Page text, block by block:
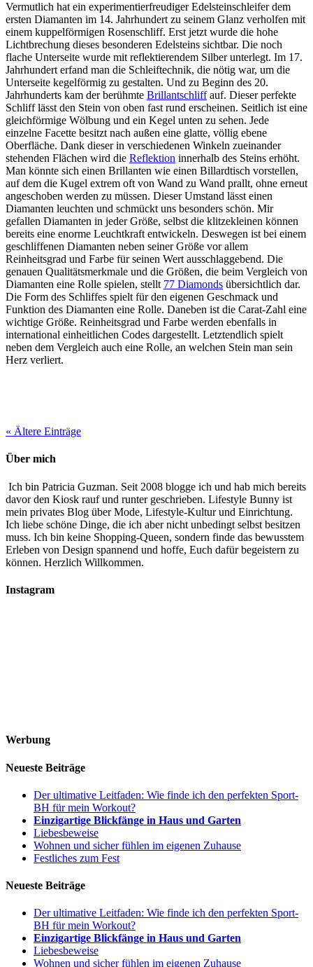
Vermutlich hat ein experimentierfreudiger Edelsteinschleifer dem
ersten Diamanten im 14. Jahrhundert zu seinem Glanz verholfen mit
einem kuppelförmigen Rosenschliff. Erst jetzt wurde die hohe
Lichtbrechung dieses besonderen Edelsteins sichtbar. Die noch
flache Unterseite wurde mit reflektierendem Silber unterlegt. Im 17.
Jahrhundert erfand man die Schleiftechnik, die nötig war, um die
Unterseite kegelförmig zu gestalten. Und zu Beginn des 20.
Jahrhunderts kam der berühmte Brillantschliffauf. Dieser perfekte
Schliff lässt den Stein von oben fast rund erscheinen. Seitlich ist eine
gleichförmige Wölbung und ein Kegel unten zu sehen. Jede
einzelne Facette besitzt nach außen eine glatte, völlig ebene
Oberfläche. Dank dieser in verschiedenen Winkeln zueinander
stehenden Flächen wird die Reflektion innerhalb des Steins erhöht.
Man könnte sich einen Brillanten wie einen Billardtisch vorstellen,
auf dem die Kugel extrem oft von Wand zu Wand prallt, ohne erneut
angeschoben werden zu müssen. Dieser Umstand lässt einen
Diamanten leuchten und schmückt uns besonders schön. Mir
gefallen Diamanten in jeder Größe, selbst die klitzekleinen können
bereits eine enorme Leuchtkraft entwickeln. Deswegen ist bei einem
geschliffenen Diamanten neben seiner Größe vor allem
Reinheitsgrad und Farbe für seinen Wert ausschlaggebend. Die
genauen Qualitätsmerkmale und die Größen, die beim Vergleich von
Diamanten eine Rolle spielen, stellt 77 Diamonds übersichtlich dar.
Die Form des Schliffes spielt für den eigenen Geschmack und
Funktion des Diamanten eine Rolle. Daneben ist die Carat-Zahl eine
wichtige Größe. Reinheitsgrad und Farbe werden ebenfalls in
international einheitlichen Codes dargestellt. Letztendlich spielt
neben dem Vergleich auch eine Rolle, an welchen Stein man sein
Herz verliert.
« Ältere Einträge
Über mich
Ich bin Patricia Guzman. Seit 2008 blogge ich und hab mich bereits
davor den Kiosk rauf und runter geschrieben. Lifestyle Bunny ist
mein privates Blog über Mode, Lifestyle-Kultur und Einrichtung.
Ich liebe schöne Dinge, die ich aber nicht unbedingt selbst besitzen
muss. Ich bin keine Shopping-Queen, sondern finde das bewusstem
Erleben von Design spannend und hoffe, Euch dafür begeistern zu
können. Herzlich Willkommen.
Instagram
Werbung
Neueste Beiträge
Der ultimative Leitfaden: Wie finde ich den perfekten Sport-
BH für mein Workout?
Einzigartige Blickfänge in Haus und Garten
Liebesbeweise
Wohnen und sicher fühlen im eigenen Zuhause
Festliches zum Fest
Neueste Beiträge
Der ultimative Leitfaden: Wie finde ich den perfekten Sport-
BH für mein Workout?
Einzigartige Blickfänge in Haus und Garten
Liebesbeweise
Wohnen und sicher fühlen im eigenen Zuhause